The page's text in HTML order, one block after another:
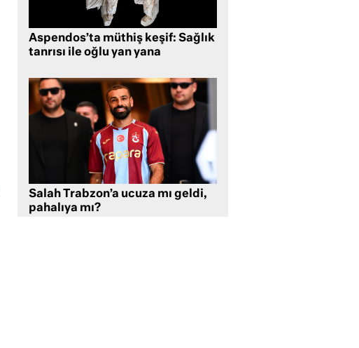
Aspendos’ta müthiş keşif: Sağlık
tanrısı ile oğlu yan yana
Salah Trabzon’a ucuza mı geldi,
pahalıya mı?